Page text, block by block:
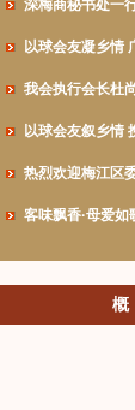
深梅商秘书处一
以球会友凝乡情
我会执行会长杜
以球会友叙乡情
热烈欢迎梅江区
客味飘香·母爱如